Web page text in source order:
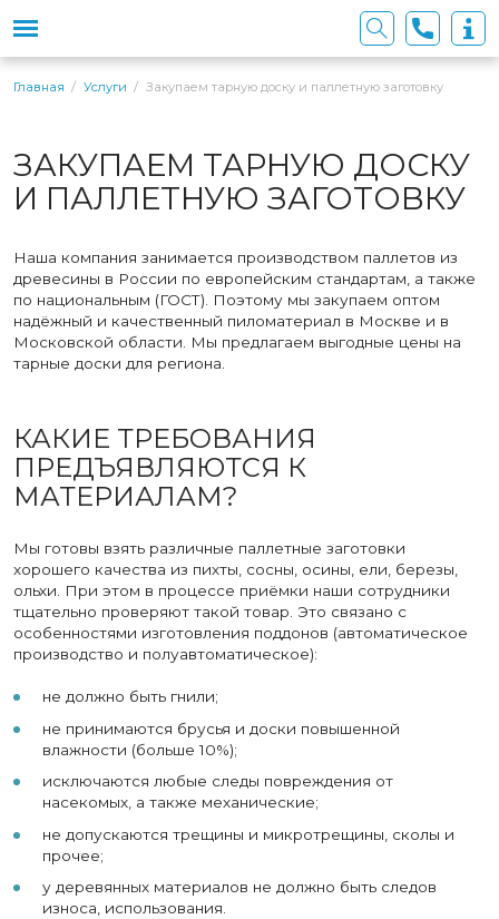
Главная Услуги Закупаем тарную доску и паллетную заготовку
ЗАКУПАЕМ ТАРНУЮ ДОСКУ
И ПАЛЛЕТНУЮ ЗАГОТОВКУ
Наша компания занимается производством паллетов из
древесины в России по европейским стандартам, а также
по национальным (ГОСТ). Поэтому мы закупаем оптом
надёжный и качественный пиломатериал в Москве и в
Московской области. Мы предлагаем выгодные цены на
тарные доски для региона.
КАКИЕ ТРЕБОВАНИЯ
ПРЕДЪЯВЛЯЮТСЯ К
МАТЕРИАЛАМ?
Мы готовы взять различные паллетные заготовки
хорошего качества из пихты, сосны, осины, ели, березы,
ольхи. При этом в процессе приёмки наши сотрудники
тщательно проверяют такой товар. Это связано с
особенностями изготовления поддонов (автоматическое
производство и полуавтоматическое):
не должно быть гнили;
не принимаются брусья и доски повышенной
влажности (больше 10%);
исключаются любые следы повреждения от
насекомых, а также механические;
не допускаются трещины и микротрещины, сколы и
прочее;
у деревянных материалов не должно быть следов
износа, использования.